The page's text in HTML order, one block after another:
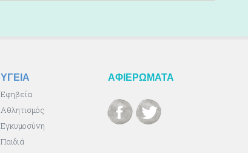
ΥΓΕΙΑ
Εφηβεία
Αθλητισμός
Εγκυμοσύνη
Παιδιά
ΑΦΙΕΡΩΜΑΤΑ